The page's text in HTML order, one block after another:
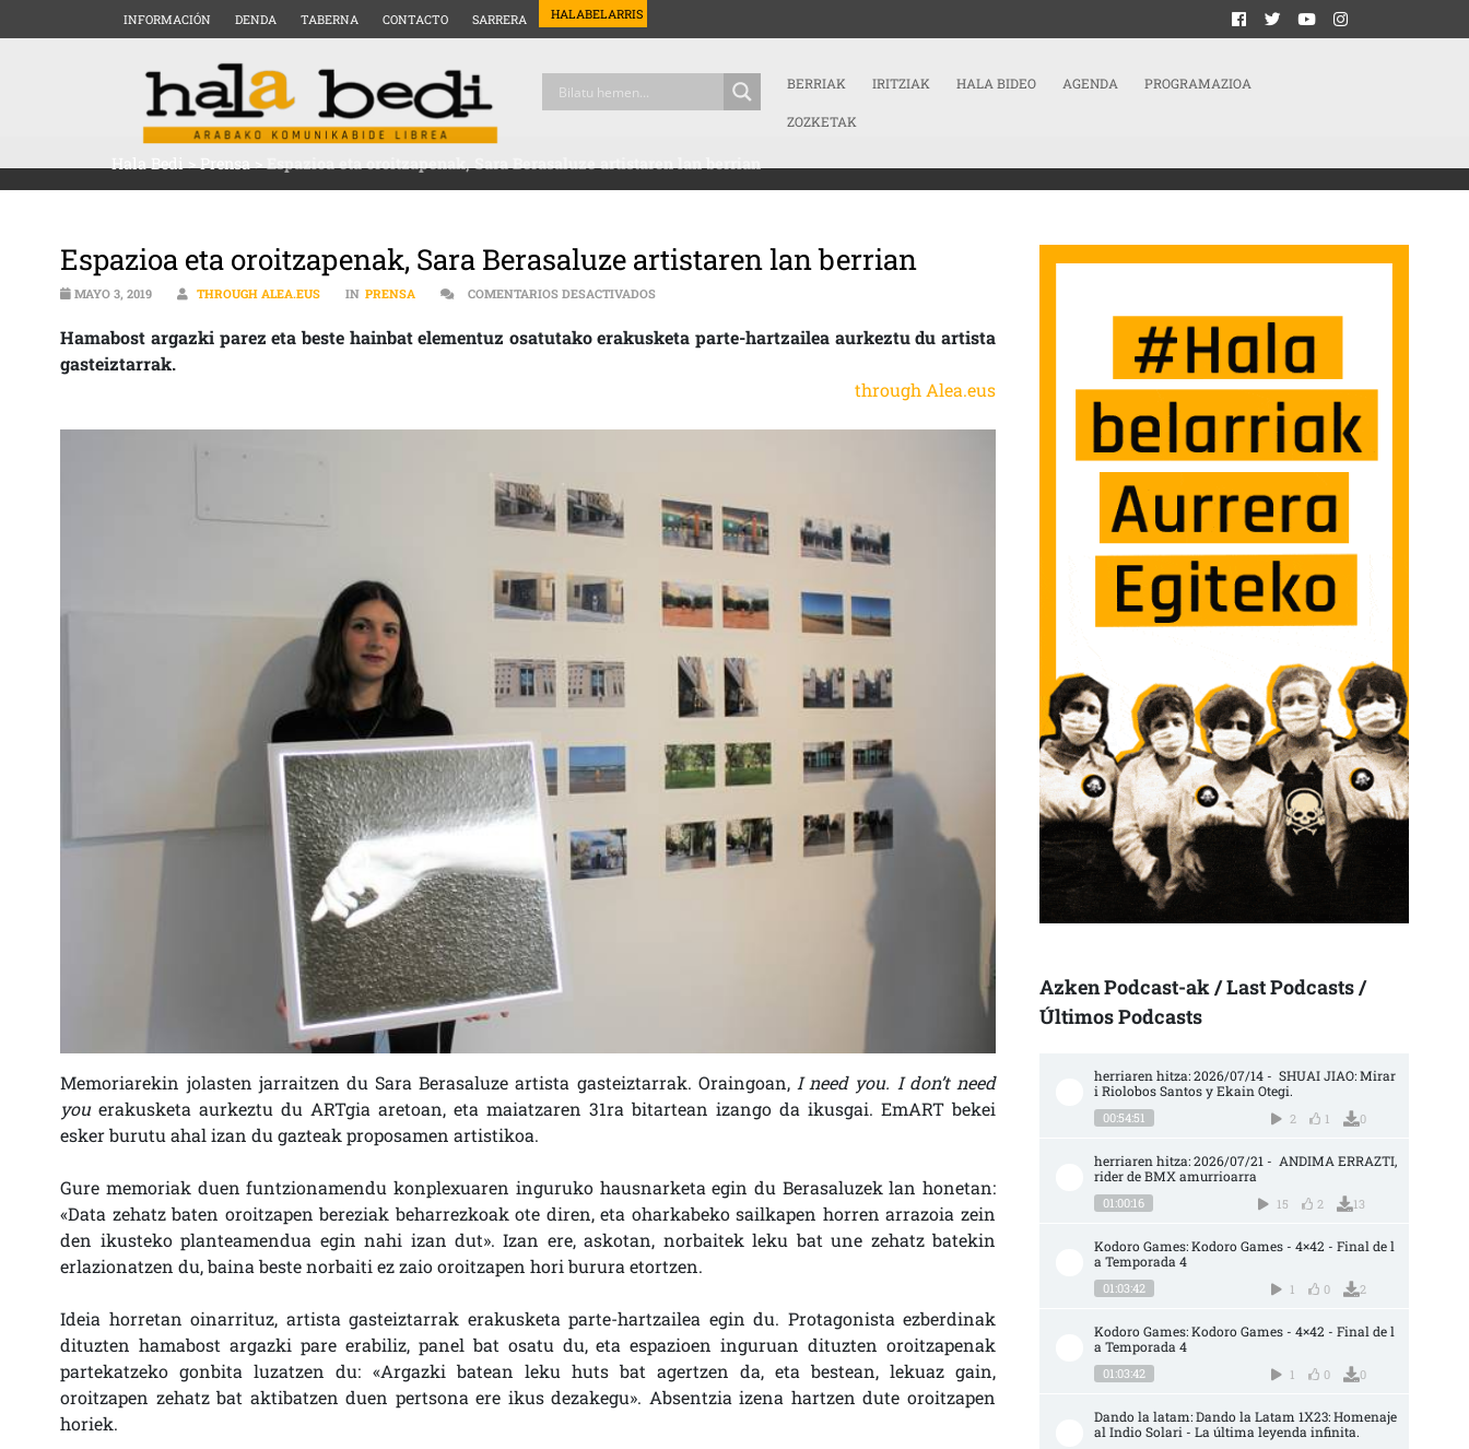
INFORMACIÓN DENDA TABERNA CONTACTO SARRERA HALABELARRIS
BERRIAK IRITZIAK HALA BIDEO AGENDA PROGRAMAZIOA
ZOZKETAK
Hala Bedi>Prensa>Espazioa eta oroitzapenak, Sara Berasaluze artistaren lan berrian
Espazioa eta oroitzapenak, Sara Berasaluze artistaren lan berrian
MAYO 3, 2019 THROUGH ALEA.EUS IN PRENSA COMENTARIOS DESACTIVADOSEN ESPAZIOA ETA OROITZAPENAK, SARA BERASALUZE ARTISTAREN LAN BERRIAN
Hamabost argazki parez eta beste hainbat elementuz osatutako erakusketa parte-hartzailea aurkeztu du artista
gasteiztarrak.
through Alea.eus
Memoriarekin jolasten jarraitzen du Sara Berasaluze artista gasteiztarrak. Oraingoan, I need you. I don’t need
youerakusketa aurkeztu du ARTgia aretoan, eta maiatzaren 31ra bitartean izango da ikusgai. EmART bekei
esker burutu ahal izan du gazteak proposamen artistikoa.
Gure memoriak duen funtzionamendu konplexuaren inguruko hausnarketa egin du Berasaluzek lan honetan:
«Data zehatz baten oroitzapen bereziak beharrezkoak ote diren, eta oharkabeko sailkapen horren arrazoia zein
den ikusteko planteamendua egin nahi izan dut». Izan ere, askotan, norbaitek leku bat une zehatz batekin
erlazionatzen du, baina beste norbaiti ez zaio oroitzapen hori burura etortzen.
Ideia horretan oinarrituz, artista gasteiztarrak erakusketa parte-hartzailea egin du. Protagonista ezberdinak
dituzten hamabost argazki pare erabiliz, panel bat osatu du, eta espazioen inguruan dituzten oroitzapenak
partekatzeko gonbita luzatzen du: «Argazki batean leku huts bat agertzen da, eta bestean, lekuaz gain,
oroitzapen zehatz bat aktibatzen duen pertsona ere ikus dezakegu». Absentzia izena hartzen dute oroitzapen
horiek.
Azken Podcast-ak / Last Podcasts /
Últimos Podcasts
herriaren hitza: 2026/07/14 -  SHUAI JIAO: Mirar
i Riolobos Santos y Ekain Otegi.
00:54:51 2 1 0
herriaren hitza: 2026/07/21 -  ANDIMA ERRAZTI,
rider de BMX amurrioarra
01:00:16 15 2 13
Kodoro Games: Kodoro Games - 4×42 - Final de l
a Temporada 4
01:03:42 1 0 2
Kodoro Games: Kodoro Games - 4×42 - Final de l
a Temporada 4
01:03:42 1 0 0
Dando la latam: Dando la Latam 1X23: Homenaje
al Indio Solari - La última leyenda infinita.